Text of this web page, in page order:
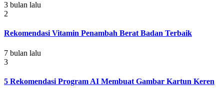
3 bulan lalu
2
Rekomendasi Vitamin Penambah Berat Badan Terbaik
7 bulan lalu
3
5 Rekomendasi Program AI Membuat Gambar Kartun Keren